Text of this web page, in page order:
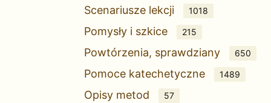
Scenariusze lekcji 1018
Pomysły i szkice 215
Powtórzenia, sprawdziany 650
Pomoce katechetyczne 1489
Opisy metod 57